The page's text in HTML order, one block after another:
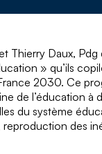
Thierry Daux,
» qu’ils
2030. Ce
de l’éducation à
du système
des